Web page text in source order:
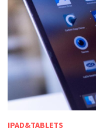
IPAD&TABLETS